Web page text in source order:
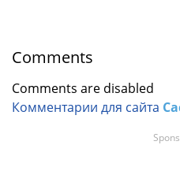
Comments
Comments are disabled
Комментарии для сайта